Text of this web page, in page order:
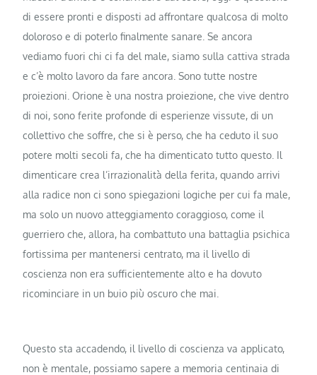
di essere pronti e disposti ad affrontare qualcosa di molto
doloroso e di poterlo finalmente sanare. Se ancora
vediamo fuori chi ci fa del male, siamo sulla cattiva strada
e c’è molto lavoro da fare ancora. Sono tutte nostre
proiezioni. Orione è una nostra proiezione, che vive dentro
di noi, sono ferite profonde di esperienze vissute, di un
collettivo che soffre, che si è perso, che ha ceduto il suo
potere molti secoli fa, che ha dimenticato tutto questo. Il
dimenticare crea l’irrazionalità della ferita, quando arrivi
alla radice non ci sono spiegazioni logiche per cui fa male,
ma solo un nuovo atteggiamento coraggioso, come il
guerriero che, allora, ha combattuto una battaglia psichica
fortissima per mantenersi centrato, ma il livello di
coscienza non era sufficientemente alto e ha dovuto
ricominciare in un buio più oscuro che mai.
Questo sta accadendo, il livello di coscienza va applicato,
non è mentale, possiamo sapere a memoria centinaia di